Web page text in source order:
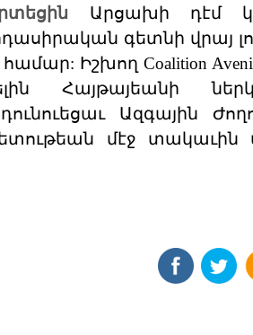
Արցախի դէմ
գետնի վրայ
Իշխող Coalition Avenir
Հայթայեանի
Ազգային
մէջ տակաւին